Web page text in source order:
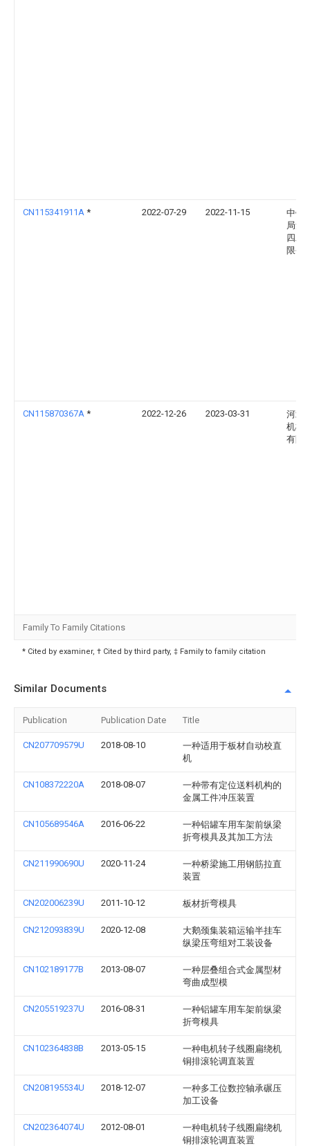
CN115341911A * 2022-07-29 2022-11-15
中铁
局集
四工
限公
CN115870367A * 2022-12-26 2023-03-31
河北
机械
有限
Family To Family Citations
* Cited by examiner, † Cited by third party, ‡ Family to family citation
Similar Documents
Publication Publication Date Title
CN207709579U 2018-08-10
一种适用于板材自动校直
机
CN108372220A 2018-08-07
一种带有定位送料机构的
金属工件冲压装置
CN105689546A 2016-06-22
一种铝罐车用车架前纵梁
折弯模具及其加工方法
CN211990690U 2020-11-24
一种桥梁施工用钢筋拉直
装置
CN202006239U 2011-10-12 板材折弯模具
CN212093839U 2020-12-08
大鹅颈集装箱运输半挂车
纵梁压弯组对工装设备
CN102189177B 2013-08-07
一种层叠组合式金属型材
弯曲成型模
CN205519237U 2016-08-31
一种铝罐车用车架前纵梁
折弯模具
CN102364838B 2013-05-15
一种电机转子线圈扁绕机
铜排滚轮调直装置
CN208195534U 2018-12-07
一种多工位数控轴承碾压
加工设备
CN202364074U 2012-08-01
一种电机转子线圈扁绕机
铜排滚轮调直装置